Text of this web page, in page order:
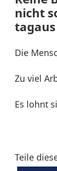
nicht
Die
Zu viel
Es lohnt
Teile